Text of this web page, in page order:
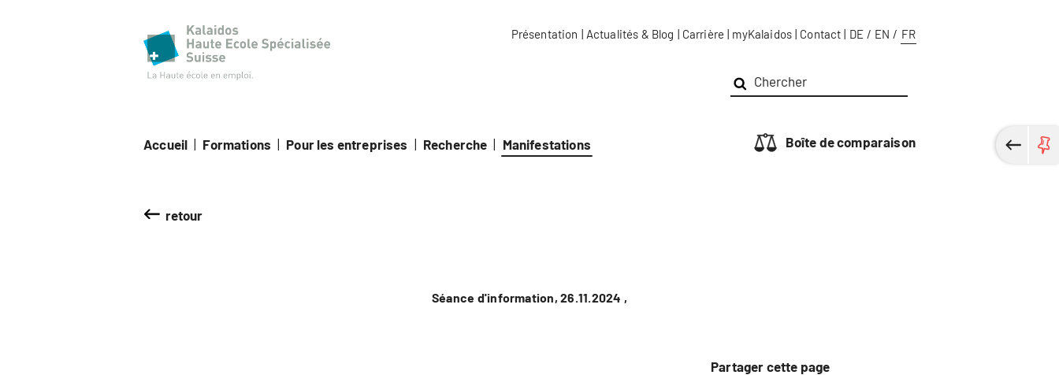
Haute école spécialisée KalaidosPrésentation | Actualités & Blog | Carrière | myKalaidos | Contact | DE / EN / FR
Accueil | Formations | Pour les entreprises | Recherche | Manifestations Boîte de comparaison
retour
Séance d'information, 26.11.2024 ,
Partager cette page